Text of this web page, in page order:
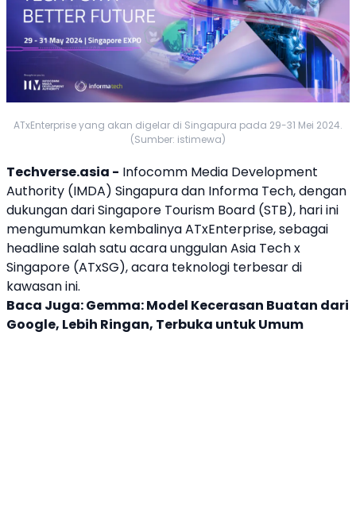
ATxEnterprise yang akan digelar di Singapura pada 29-31 Mei 2024.
(Sumber: istimewa)
Techverse.asia - Infocomm Media Development
Authority (IMDA) Singapura dan Informa Tech, dengan
dukungan dari Singapore Tourism Board (STB), hari ini
mengumumkan kembalinyaATxEnterprise, sebagai
headline salah satu acara unggulanAsia Techx
Singapore (ATxSG), acara teknologi terbesar di
kawasan ini.
Baca Juga:Gemma: Model Kecerasan Buatan dari
Google, Lebih Ringan, Terbuka untuk Umum